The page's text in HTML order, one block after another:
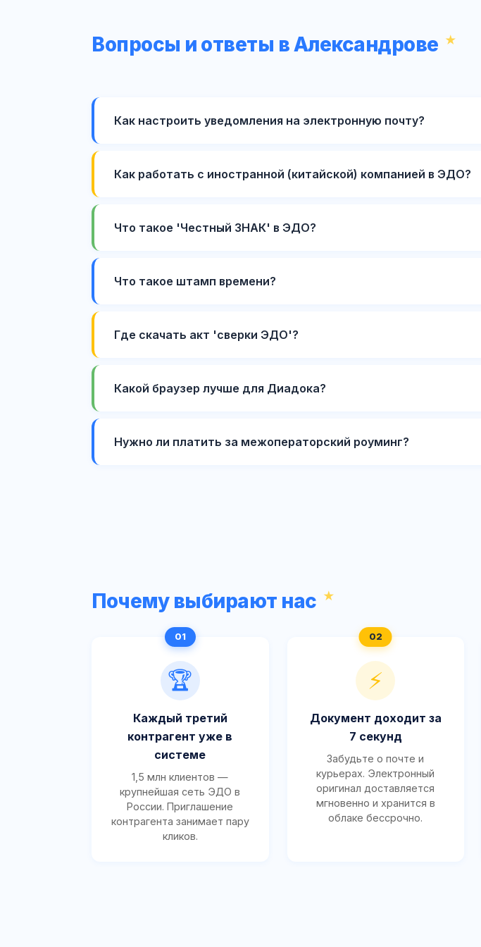
Вопросы и ответы в Александрове
Как настроить уведомления на электронную почту?
Как работать с иностранной (китайской) компанией в ЭДО?
Что такое 'Честный ЗНАК' в ЭДО?
Что такое штамп времени?
Где скачать акт 'сверки ЭДО'?
Какой браузер лучше для Диадока?
Нужно ли платить за межоператорский роуминг?
Почему выбирают нас
🏆
Каждый третий
контрагент уже в
системе
1,5 млн клиентов —
крупнейшая сеть ЭДО в
России. Приглашение
контрагента занимает пару
кликов.
⚡
Документ доходит за
7 секунд
Забудьте о почте и
курьерах. Электронный
оригинал доставляется
мгновенно и хранится в
облаке бессрочно.